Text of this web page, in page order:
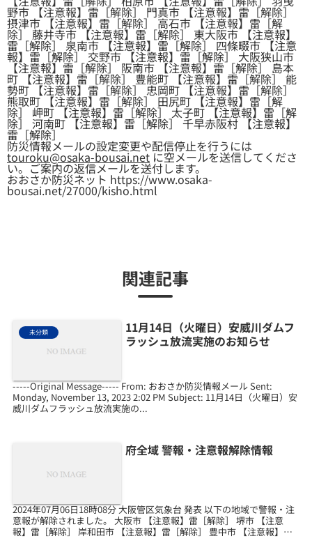
野市 【注意報】雷［解除］ 門真市 【注意報】雷［解除］
摂津市 【注意報】雷［解除］ 高石市 【注意報】雷［解
除］ 藤井寺市 【注意報】雷［解除］ 東大阪市 【注意報】
雷［解除］ 泉南市 【注意報】雷［解除］ 四條畷市 【注意
報】雷［解除］ 交野市 【注意報】雷［解除］ 大阪狭山市
【注意報】雷［解除］ 阪南市 【注意報】雷［解除］ 島本
町 【注意報】雷［解除］ 豊能町 【注意報】雷［解除］ 能
勢町 【注意報】雷［解除］ 忠岡町 【注意報】雷［解除］
熊取町 【注意報】雷［解除］ 田尻町 【注意報】雷［解
除］ 岬町 【注意報】雷［解除］ 太子町 【注意報】雷［解
除］ 河南町 【注意報】雷［解除］ 千早赤阪村 【注意報】
雷［解除］
防災情報メールの設定変更や配信停止を行うには
touroku@osaka-bousai.netに空メールを送信してくださ
い。ご案内の返信メールを送付します。
おおさか防災ネット https://www.osaka-
bousai.net/27000/kisho.html
関連記事
未分類
11月14日（火曜日）安威川ダムフ
ラッシュ放流実施のお知らせ
-----Original Message----- From: おおさか防災情報メール Sent:
Monday, November 13, 2023 2:02 PM Subject: 11月14日（火曜日）安
威川ダムフラッシュ放流実施の...
府全域 警報・注意報解除情報
2024年07月06日18時08分 大阪管区気象台 発表 以下の地域で警報・注
意報が解除されました。 大阪市 【注意報】雷［解除］ 堺市 【注意
報】雷［解除］ 岸和田市 【注意報】雷［解除］ 豊中市 【注意報】雷